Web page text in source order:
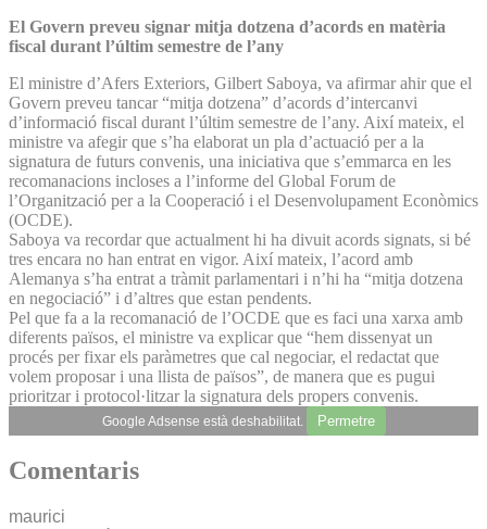
El Govern preveu signar mitja dotzena d’acords en matèria
fiscal durant l’últim semestre de l’any
El ministre d’Afers Exteriors, Gilbert Saboya, va afirmar ahir que el
Govern preveu tancar “mitja dotzena” d’acords d’intercanvi
d’informació fiscal durant l’últim semestre de l’any. Així mateix, el
ministre va afegir que s’ha elaborat un pla d’actuació per a la
signatura de futurs convenis, una iniciativa que s’emmarca en les
recomanacions incloses a l’informe del Global Forum de
l’Organització per a la Cooperació i el Desenvolupament Econòmics
(OCDE).
Saboya va recordar que actualment hi ha divuit acords signats, si bé
tres encara no han entrat en vigor. Així mateix, l’acord amb
Alemanya s’ha entrat a tràmit parlamentari i n’hi ha “mitja dotzena
en negociació” i d’altres que estan pendents.
Pel que fa a la recomanació de l’OCDE que es faci una xarxa amb
diferents països, el ministre va explicar que “hem dissenyat un
procés per fixar els paràmetres que cal negociar, el redactat que
volem proposar i una llista de països”, de manera que es pugui
prioritzar i protocol·litzar la signatura dels propers convenis.
Google Adsense està deshabilitat. Permetre
Comentaris
maurici